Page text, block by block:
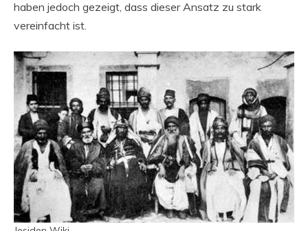
haben jedoch gezeigt, dass dieser Ansatz zu stark
vereinfacht ist.